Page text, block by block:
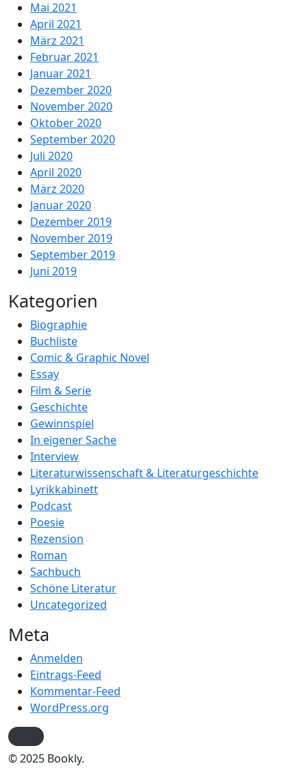
Mai 2021
April 2021
März 2021
Februar 2021
Januar 2021
Dezember 2020
November 2020
Oktober 2020
September 2020
Juli 2020
April 2020
März 2020
Januar 2020
Dezember 2019
November 2019
September 2019
Juni 2019
Kategorien
Biographie
Buchliste
Comic & Graphic Novel
Essay
Film & Serie
Geschichte
Gewinnspiel
In eigener Sache
Interview
Literaturwissenschaft & Literaturgeschichte
Lyrikkabinett
Podcast
Poesie
Rezension
Roman
Sachbuch
Schöne Literatur
Uncategorized
Meta
Anmelden
Eintrags-Feed
Kommentar-Feed
WordPress.org
© 2025 Bookly.